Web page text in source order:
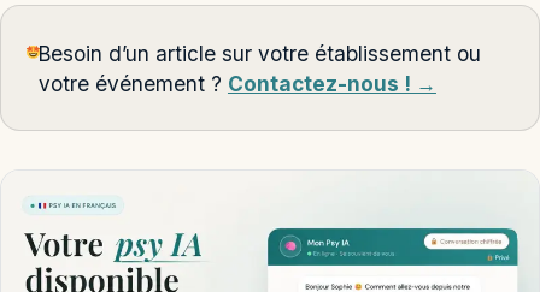
Besoin d’un article sur votre établissement ou
votre événement ? Contactez-nous ! →